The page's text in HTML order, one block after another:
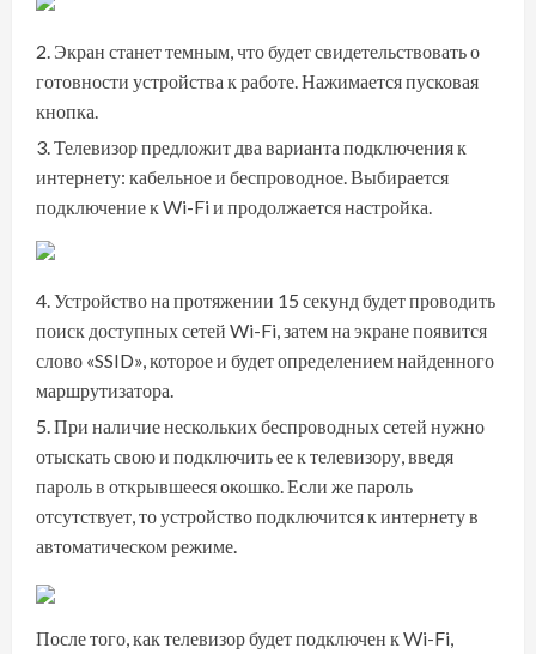
Экран станет темным, что будет свидетельствовать о
готовности устройства к работе. Нажимается пусковая
кнопка.
Телевизор предложит два варианта подключения к
интернету: кабельное и беспроводное. Выбирается
подключение к Wi-Fi и продолжается настройка.
Устройство на протяжении 15 секунд будет проводить
поиск доступных сетей Wi-Fi, затем на экране появится
слово «SSID», которое и будет определением найденного
маршрутизатора.
При наличие нескольких беспроводных сетей нужно
отыскать свою и подключить ее к телевизору, введя
пароль в открывшееся окошко. Если же пароль
отсутствует, то устройство подключится к интернету в
автоматическом режиме.
После того, как телевизор будет подключен к Wi-Fi,